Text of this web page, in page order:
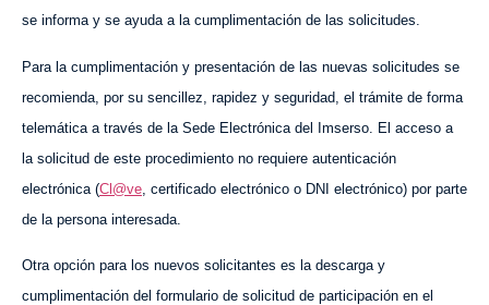
se informa y se ayuda a la cumplimentación de las solicitudes.
Para la cumplimentación y presentación de las nuevas solicitudes se
recomienda, por su sencillez, rapidez y seguridad, el trámite de forma
telemática a través de la Sede Electrónica del Imserso. El acceso a
la solicitud de este procedimiento no requiere autenticación
electrónica (Cl@ve , certificado electrónico o DNI electrónico) por parte
de la persona interesada.
Otra opción para los nuevos solicitantes es la descarga y
cumplimentación del formulario de solicitud de participación en el